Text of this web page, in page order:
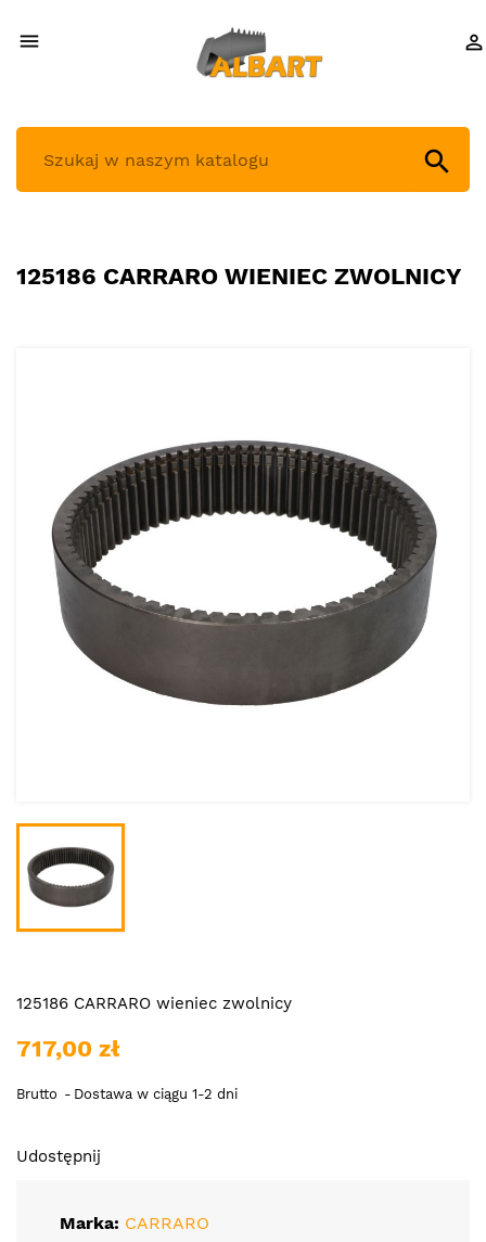
 

125186 CARRARO WIENIEC ZWOLNICY
125186 CARRARO wieniec zwolnicy
717,00 zł
Brutto Dostawa w ciągu 1-2 dni
Udostępnij
Marka: CARRARO